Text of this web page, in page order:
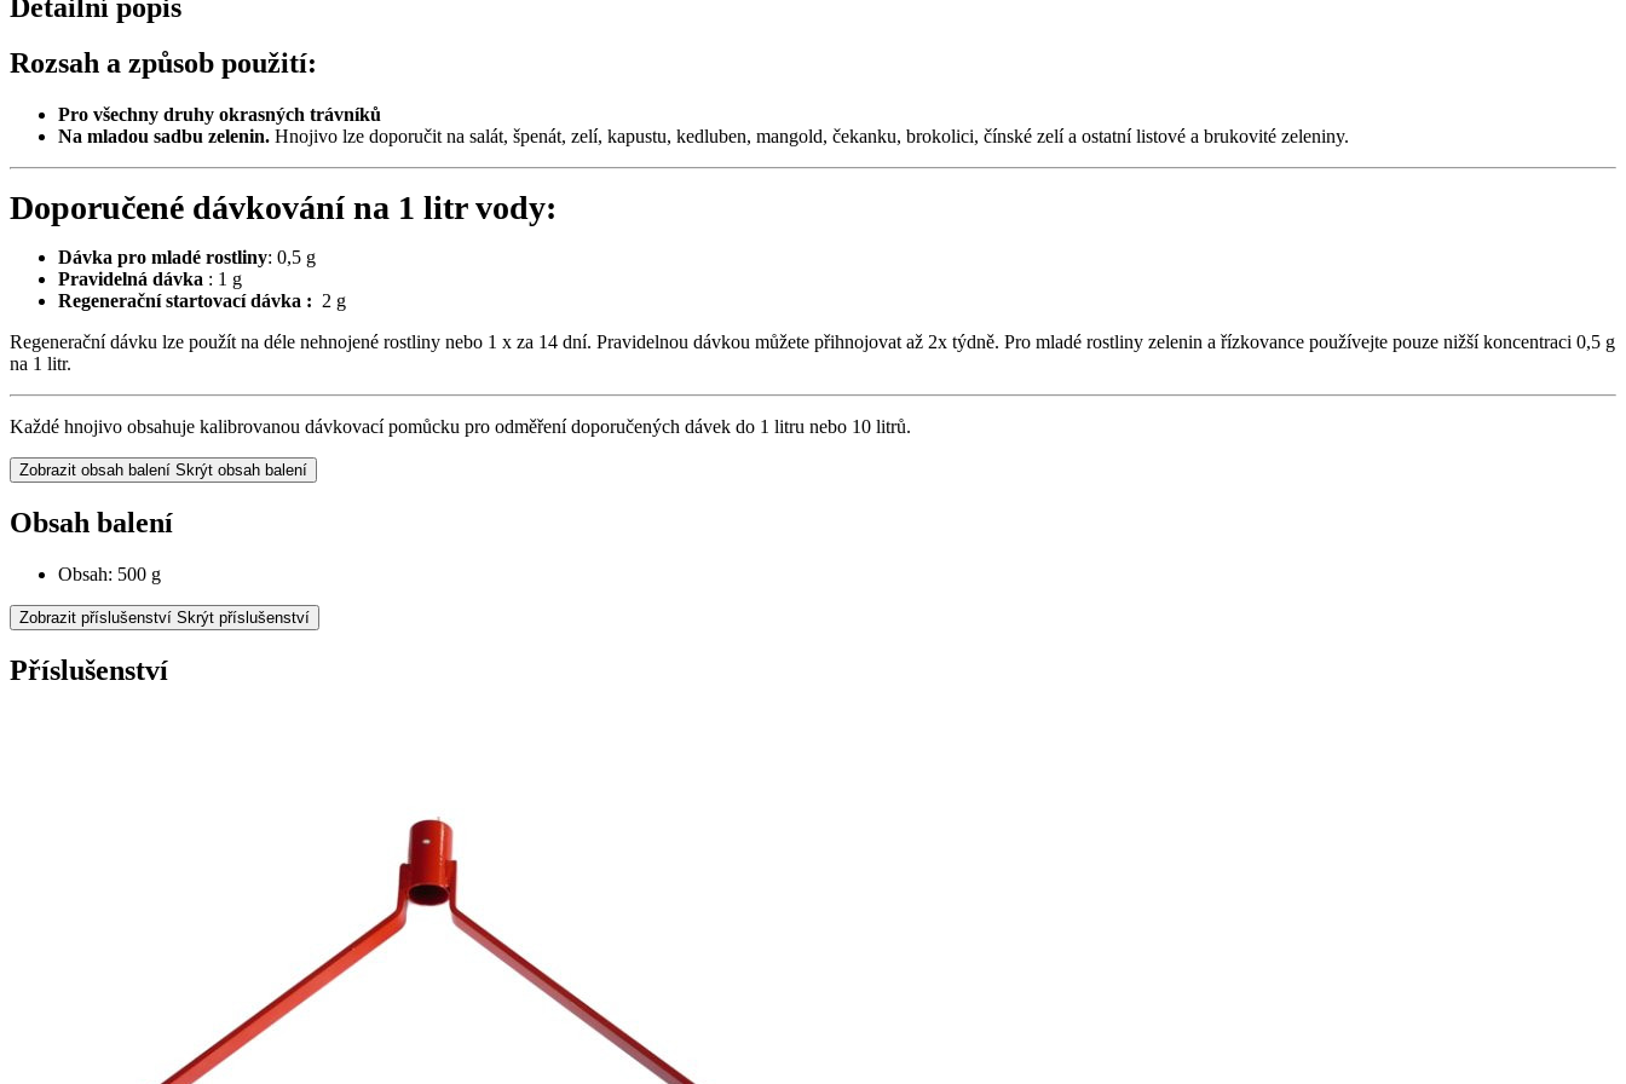
Detailní popis
Rozsah a způsob použití:
Pro všechny druhy okrasných trávníků
Na mladou sadbu zelenin. Hnojivo lze doporučit na salát, špenát, zelí, kapustu, kedluben, mangold, čekanku, brokolici, čínské zelí a ostatní listové a brukovité zeleniny.
Doporučené dávkování na 1 litr vody:
Dávka pro mladé rostliny: 0,5 g
Pravidelná dávka : 1 g
Regenerační startovací dávka : 2 g
Regenerační dávku lze použít na déle nehnojené rostliny nebo 1 x za 14 dní. Pravidelnou dávkou můžete přihnojovat až 2x týdně. Pro mladé rostliny zelenin a řízkovance používejte pouze nižší koncentraci 0,5 g
na 1 litr.
Každé hnojivo obsahuje kalibrovanou dávkovací pomůcku pro odměření doporučených dávek do 1 litru nebo 10 litrů.
Zobrazit obsah balení Skrýt obsah balení
Obsah balení
Obsah: 500 g
Zobrazit příslušenství Skrýt příslušenství
Příslušenství